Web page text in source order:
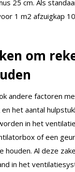
25 cm. Als
1 m2 afzuigkap
om
andere factoren
het aantal
in het
of een
houden. Al deze
in het